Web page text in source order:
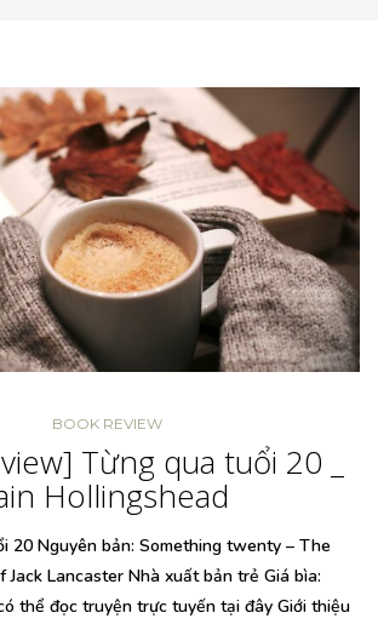
BOOK REVIEW
Từng qua tuổi 20 _
Hollingshead
20 Nguyên bản: Something twenty – The
Lancaster Nhà xuất bản trẻ Giá bìa:
thể đọc truyện trực tuyến tại đây Giới thiệu